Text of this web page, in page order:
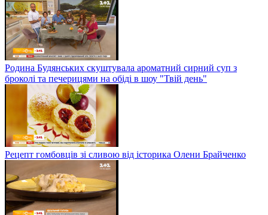
Родина Будянських скуштувала ароматний сирний суп з
броколі та печерицями на обіді в шоу "Твій день"
Рецепт гомбовців зі сливою від історика Олени Брайченко